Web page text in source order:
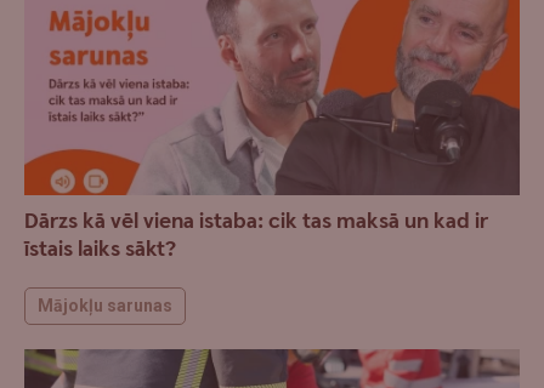
Dārzs kā vēl viena istaba: cik tas maksā un kad ir
īstais laiks sākt?
Mājokļu sarunas